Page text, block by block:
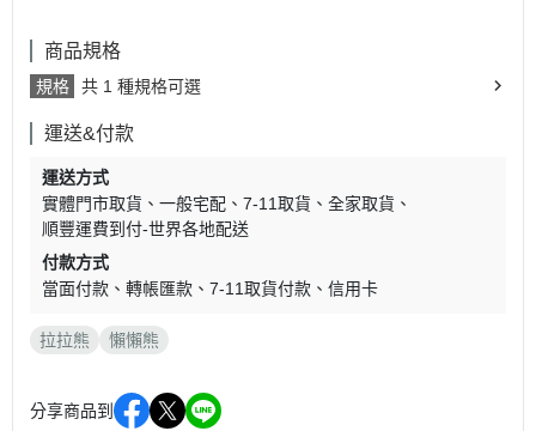
商品規格
規格 共 1 種規格可選
運送&付款
運送方式
實體門市取貨
一般宅配 7-11取貨
全家取貨
順豐運費到付-世界各地配送
付款方式
當面付款
轉帳匯款 7-11取貨付款 信用卡
拉拉熊 懶懶熊
分享商品到